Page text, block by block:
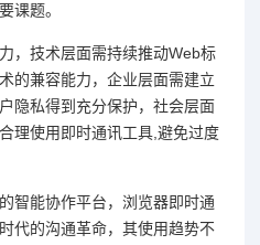
课题。
，技术层面需持续推动Web标
的兼容能力，企业层面需建立
隐私得到充分保护，社会层面
理使用即时通讯工具,避免过度
智能协作平台，浏览器即时通
代的沟通革命，其使用趋势不